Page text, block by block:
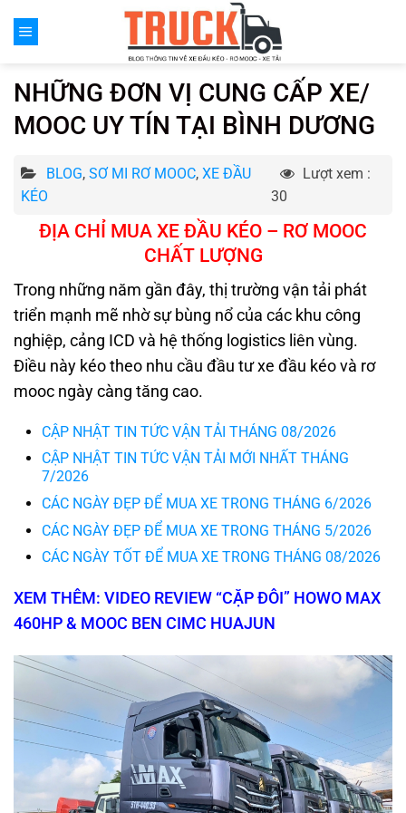
đến
NHỮNG ĐƠN VỊ CUNG CẤP XE/
MOOC UY TÍN TẠI BÌNH DƯƠNG
BLOG, SƠ MI RƠ MOOC, XE ĐẦU
KÉO
Lượt xem :
30
ĐỊA CHỈ MUA XE ĐẦU KÉO – RƠ MOOC
CHẤT LƯỢNG
Trong những năm gần đây, thị trường vận tải phát
triển mạnh mẽ nhờ sự bùng nổ của các khu công
nghiệp, cảng ICD và hệ thống logistics liên vùng.
Điều này kéo theo nhu cầu đầu tư xe đầu kéo và rơ
mooc ngày càng tăng cao.
CẬP NHẬT TIN TỨC VẬN TẢI THÁNG 08/2026
CẬP NHẬT TIN TỨC VẬN TẢI MỚI NHẤT THÁNG
7/2026
CÁC NGÀY ĐẸP ĐỂ MUA XE TRONG THÁNG 6/2026
CÁC NGÀY ĐẸP ĐỂ MUA XE TRONG THÁNG 5/2026
CÁC NGÀY TỐT ĐỂ MUA XE TRONG THÁNG 08/2026
XEM THÊM: VIDEO REVIEW “CẶP ĐÔI” HOWO MAX
460HP & MOOC BEN CIMC HUAJUN